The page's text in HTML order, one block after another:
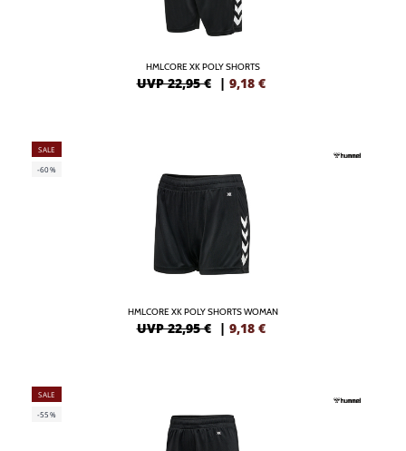
HMLCORE XK POLY SHORTS
UVP 22,95 € | 9,18 €
SALE
-60%
HMLCORE XK POLY SHORTS WOMAN
UVP 22,95 € | 9,18 €
SALE
-55%